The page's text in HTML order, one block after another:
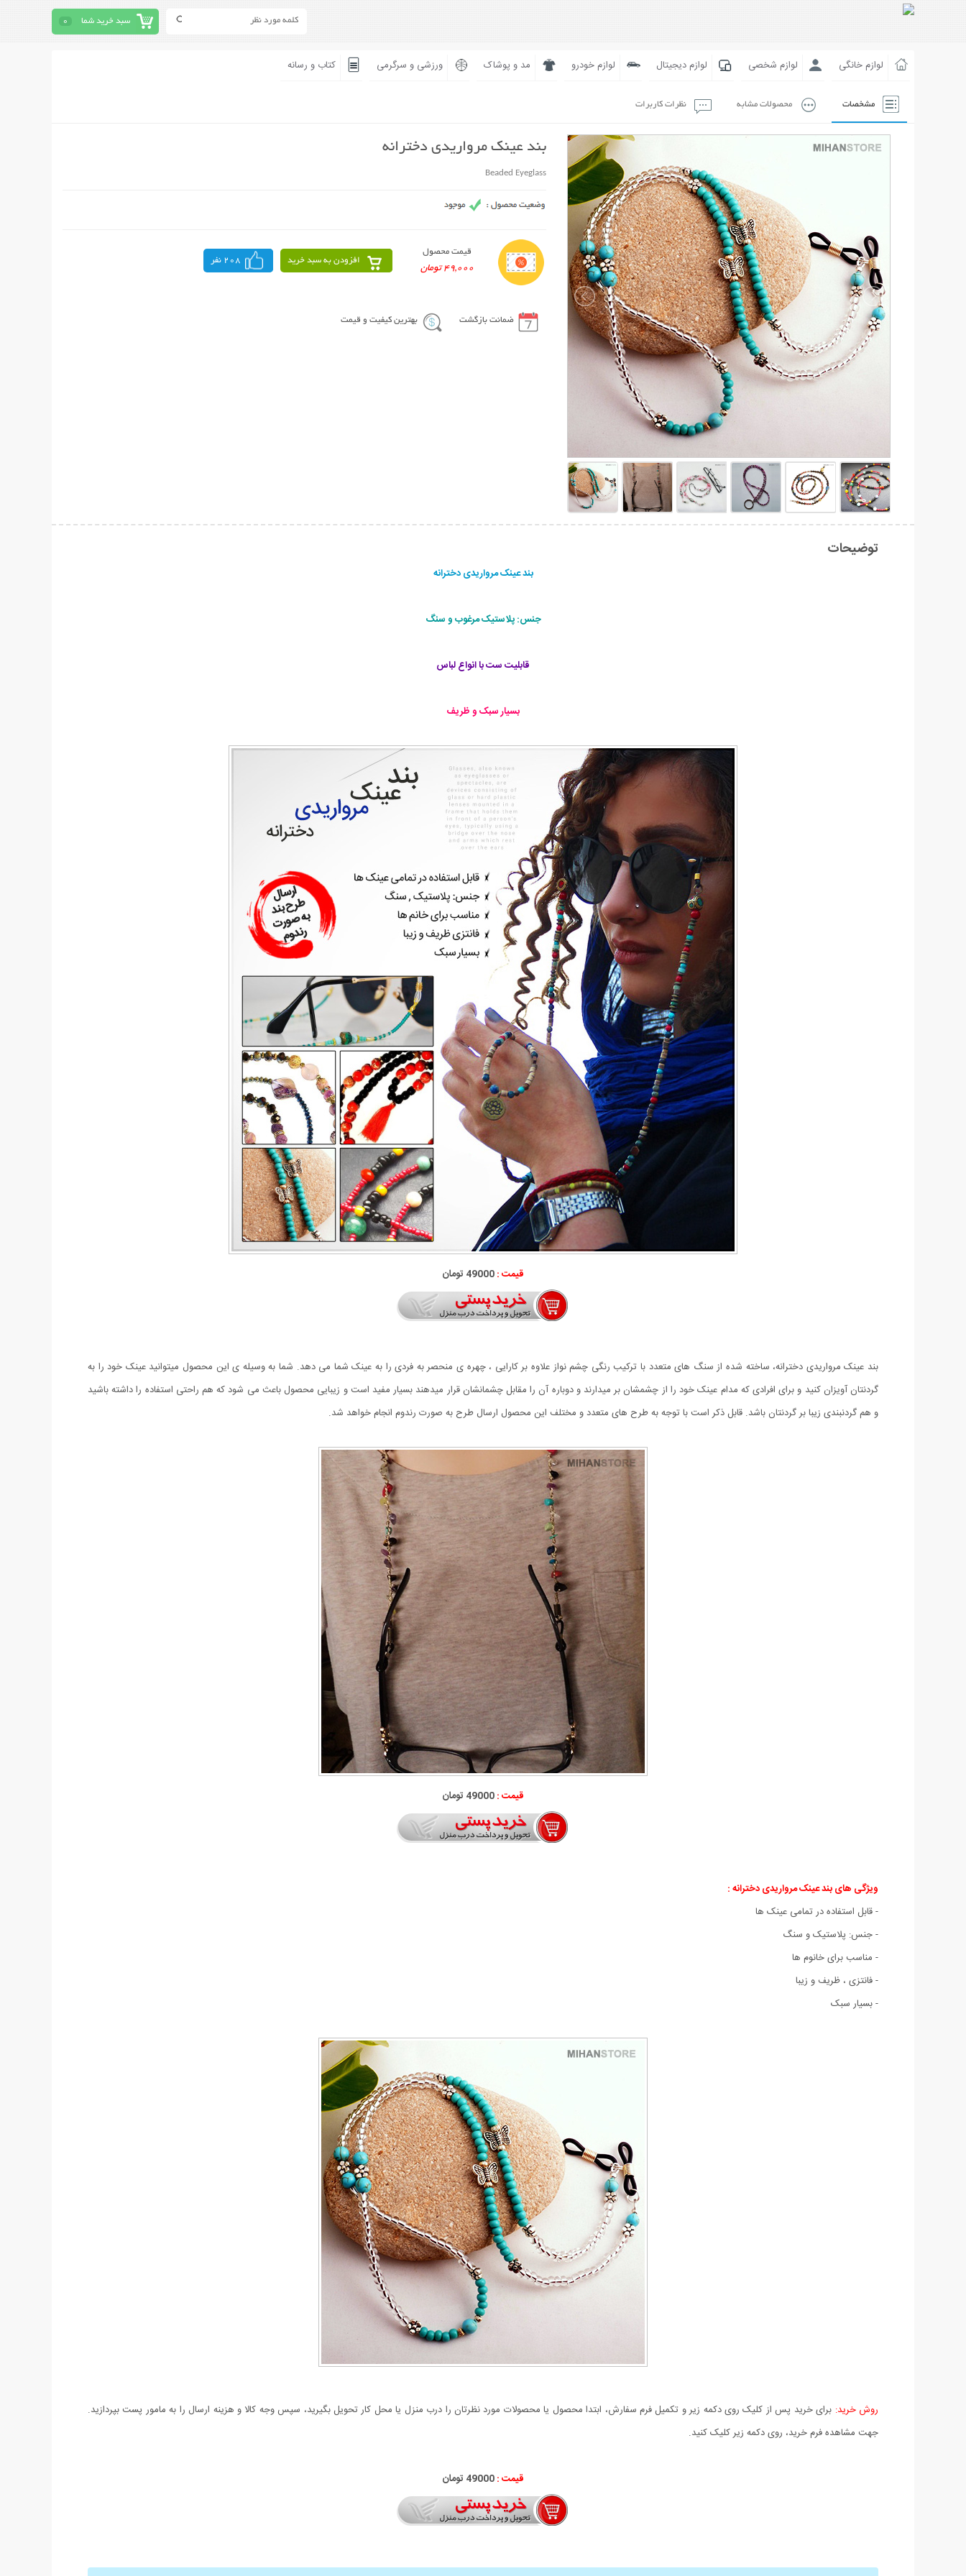
سبد خرید شما 0
لوازم خانگی لوازم شخصی لوازم دیجیتال لوازم خودرو مد و پوشاک ورزشی و سرگرمی کتاب و رسانه
مشخصات محصولات مشابه نظرات کاربرات
بند عینک مرواریدی دخترانه
Beaded Eyeglass
قیمت محصول
49,000 تومان
افزودن به سبد خرید 208 نفر
ضمانت بازگشت بهترین کیفیت و قیمت
توضیحات
بند عینک مرواریدی دخترانه
جنس: پلاستیک مرغوب و سنگ
قابلیت ست با انواع لباس
بسیار سبک و ظریف
قیمت :49000 تومان
بند عینک مرواریدی دخترانه، ساخته شده از سنگ های متعدد با ترکیب رنگی چشم نواز علاوه بر کارایی ، چهره ی منحصر به فردی را به عینک شما می دهد. شما به وسیله ی این محصول میتوانید عینک خود را به
گردنتان آویزان کنید و برای افرادی که مدام عینک خود را از چشمشان بر میدارند و دوباره آن را مقابل چشمانشان قرار میدهند بسیار مفید است و زیبایی محصول باعث می شود که هم راحتی استفاده را داشته باشید
و هم گردنبندی زیبا بر گردنتان باشد. قابل ذکر است با توجه به طرح های متعدد و مختلف این محصول ارسال طرح به صورت رندوم انجام خواهد شد.
قیمت :49000 تومان
ویژگی های بند عینک مرواریدی دخترانه :
- قابل استفاده در تمامی عینک ها
- جنس: پلاستیک و سنگ
- مناسب برای خانوم ها
- فانتزی ، ظریف و زیبا
- بسیار سبک
روش خرید: برای خرید پس از کلیک روی دکمه زیر و تکمیل فرم سفارش، ابتدا محصول یا محصولات مورد نظرتان را درب منزل یا محل کار تحویل بگیرید، سپس وجه کالا و هزینه ارسال را به مامور پست بپردازید.
جهت مشاهده فرم خرید، روی دکمه زیر کلیک کنید.
قیمت :49000 تومان